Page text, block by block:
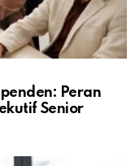
Peran
Senior